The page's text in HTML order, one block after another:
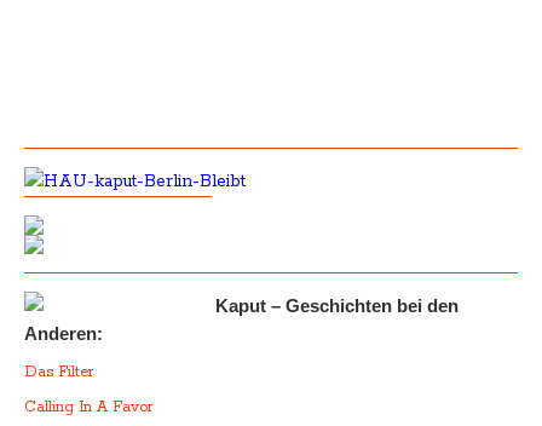
Kaput – Geschichten bei den
Anderen:
Das Filter
Calling In A Favor